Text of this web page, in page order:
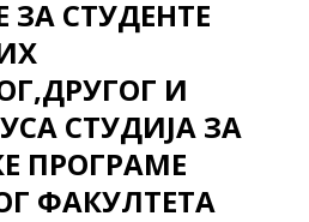
ЗА СТУДЕНТЕ
И
СТУДИЈА ЗА
ПРОГРАМЕ
ФАКУЛТЕТА